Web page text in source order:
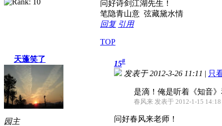
问好诗剑江湖先生！
笔隐青山意 弦藏黛水情
回复 引用
TOP
天蓬笑了
园主
15#
发表于 2012-3-26 11:11 | 只
是滴！俺是听着《知音
春风来 发表于 2012-1-15 14:18
问好春风来老师！